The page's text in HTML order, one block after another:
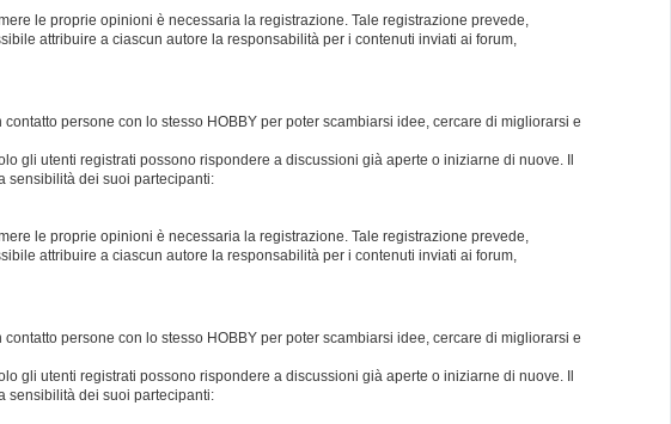
le proprie opinioni è necessaria la registrazione. Tale registrazione prevede,
attribuire a ciascun autore la responsabilità per i contenuti inviati ai forum,
persone con lo stesso HOBBY per poter scambiarsi idee, cercare di migliorarsi e
gli utenti registrati possono rispondere a discussioni già aperte o iniziarne di nuove. Il
sensibilità dei suoi partecipanti:
le proprie opinioni è necessaria la registrazione. Tale registrazione prevede,
attribuire a ciascun autore la responsabilità per i contenuti inviati ai forum,
persone con lo stesso HOBBY per poter scambiarsi idee, cercare di migliorarsi e
gli utenti registrati possono rispondere a discussioni già aperte o iniziarne di nuove. Il
sensibilità dei suoi partecipanti: